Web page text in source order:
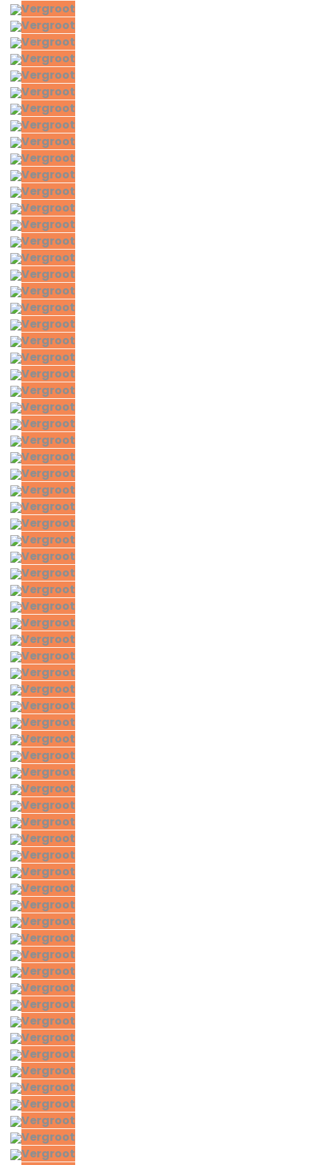
Vergroot
Vergroot
Vergroot
Vergroot
Vergroot
Vergroot
Vergroot
Vergroot
Vergroot
Vergroot
Vergroot
Vergroot
Vergroot
Vergroot
Vergroot
Vergroot
Vergroot
Vergroot
Vergroot
Vergroot
Vergroot
Vergroot
Vergroot
Vergroot
Vergroot
Vergroot
Vergroot
Vergroot
Vergroot
Vergroot
Vergroot
Vergroot
Vergroot
Vergroot
Vergroot
Vergroot
Vergroot
Vergroot
Vergroot
Vergroot
Vergroot
Vergroot
Vergroot
Vergroot
Vergroot
Vergroot
Vergroot
Vergroot
Vergroot
Vergroot
Vergroot
Vergroot
Vergroot
Vergroot
Vergroot
Vergroot
Vergroot
Vergroot
Vergroot
Vergroot
Vergroot
Vergroot
Vergroot
Vergroot
Vergroot
Vergroot
Vergroot
Vergroot
Vergroot
Vergroot